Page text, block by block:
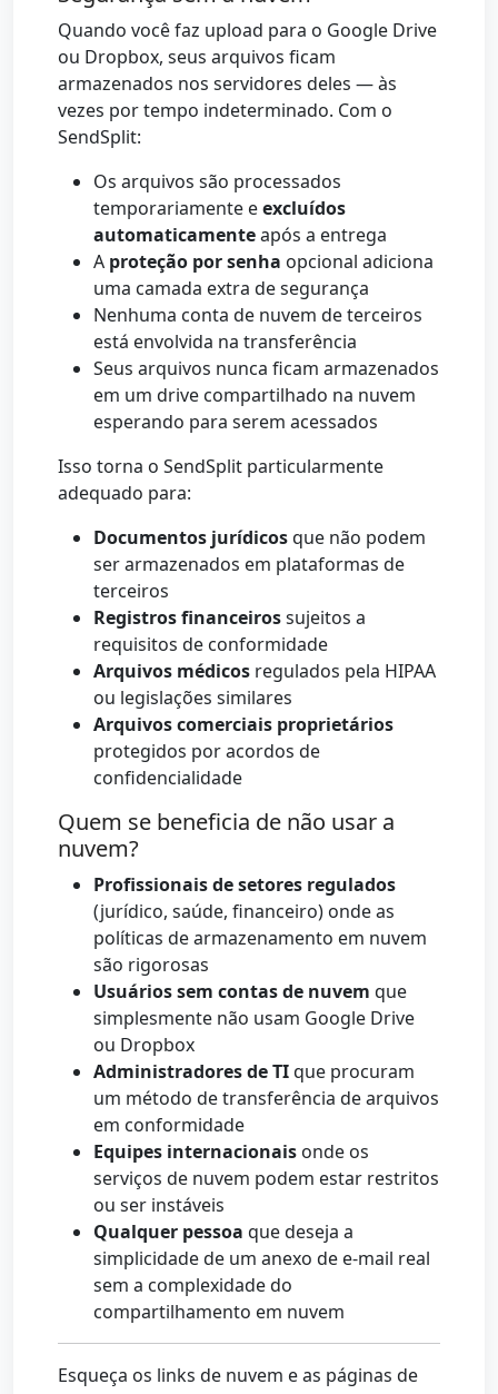
Quando você faz upload para o Google Drive
ou Dropbox, seus arquivos ficam
armazenados nos servidores deles — às
vezes por tempo indeterminado. Com o
SendSplit:
Os arquivos são processados
temporariamente eexcluídos
automaticamenteapós a entrega
A proteção por senha opcional adiciona
uma camada extra de segurança
Nenhuma conta de nuvem de terceiros
está envolvida na transferência
Seus arquivos nunca ficam armazenados
em um drive compartilhado na nuvem
esperando para serem acessados
Isso torna o SendSplit particularmente
adequado para:
Documentos jurídicosque não podem
ser armazenados em plataformas de
terceiros
Registros financeirossujeitos a
requisitos de conformidade
Arquivos médicos regulados pela HIPAA
ou legislações similares
Arquivos comerciais proprietários
protegidos por acordos de
confidencialidade
Quem se beneficia de não usar a
nuvem?
Profissionais de setores regulados
(jurídico, saúde, financeiro) onde as
políticas de armazenamento em nuvem
são rigorosas
Usuários sem contas de nuvem que
simplesmente não usam Google Drive
ou Dropbox
Administradores de TIque procuram
um método de transferência de arquivos
em conformidade
Equipes internacionais onde os
serviços de nuvem podem estar restritos
ou ser instáveis
Qualquer pessoa que deseja a
simplicidade de um anexo de e-mail real
sem a complexidade do
compartilhamento em nuvem
Esqueça os links de nuvem e as páginas de